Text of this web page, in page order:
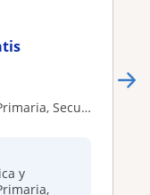
Y Pre Universitario
y